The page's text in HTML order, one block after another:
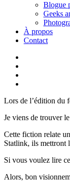
Blogue
Geeks
À propos
Contact
Lors de l’édition du
Je viens de trouver
Cette fiction relate
Statlink, ils mettront
Si vous voulez lire
Alors, bon